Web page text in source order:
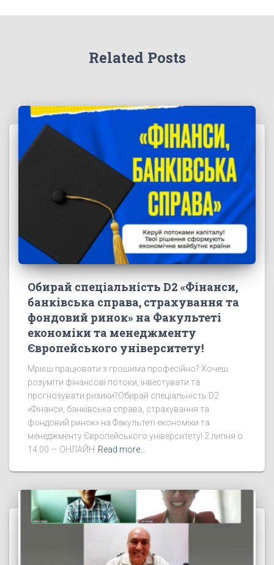
Related Posts
Обирай спеціальність D2 «Фінанси,
банківська справа, страхування та
фондовий ринок» на Факультеті
економіки та менеджменту
Європейського університету!
Мрієш працювати з грошима професійно? Хочеш
розуміти фінансові потоки, інвестувати та
прогнозувати ризики?Обирай спеціальність D2
«Фінанси, банківська справа, страхування та
фондовий ринок» на Факультеті економіки та
менеджменту Європейського університету! 2 липня о
14:00 — ОНЛАЙН Read more…